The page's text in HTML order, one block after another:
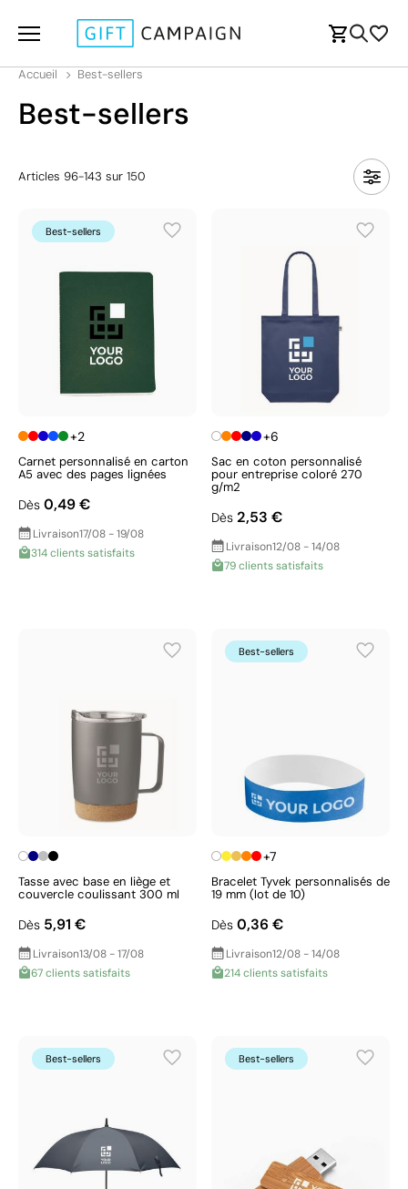
Accueil Best-sellers
Best-sellers
Articles 96-143 sur 150
Best-sellers
+2
Carnet personnalisé en carton
A5 avec des pages lignées
Dès 0,49 €
Livraison17/08 - 19/08
314 clients satisfaits
+6
Sac en coton personnalisé
pour entreprise coloré 270
g/m2
Dès 2,53 €
Livraison12/08 - 14/08
79 clients satisfaits
Tasse avec base en liège et
couvercle coulissant 300 ml
Dès 5,91 €
Livraison13/08 - 17/08
67 clients satisfaits
Best-sellers
+7
Bracelet Tyvek personnalisés de
19 mm (lot de 10)
Dès 0,36 €
Livraison12/08 - 14/08
214 clients satisfaits
Best-sellers Best-sellers